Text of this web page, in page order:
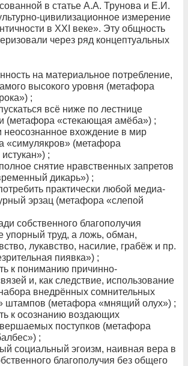
в статье А.А. Трунова и Е.И.
цивилизационное измерение
в XXI веке». Эту общность
через ряд концептуальных
на материальное потребление,
высокого уровня (метафора
;
всё ниже по лестнице
(метафора «стекающая амёба») ;
вхождение в мир
«симулякров» (метафора
;
снятие нравственных запретов
дикарь») ;
практически любой медиа-
эрзац (метафора «слепой
собственного благополучия
упорный труд, а ложь, обман,
лукавство, насилие, грабёж и пр.
пиявка») ;
к пониманию причинно-
и, как следствие, использование
внедрённых сомнительных
штампов (метафора «мнящий олух») ;
к осознанию воздающих
поступков (метафора
;
социальный эгоизм, наивная вера в
благополучия без общего